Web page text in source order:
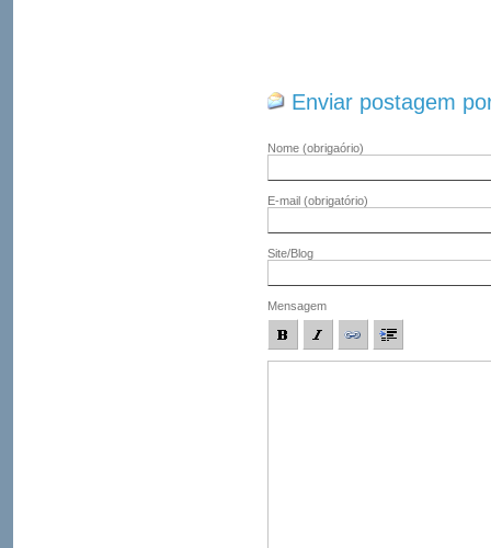
Enviar postagem
Nome (obrigaório)
E-mail (obrigatório)
Site/Blog
Mensagem